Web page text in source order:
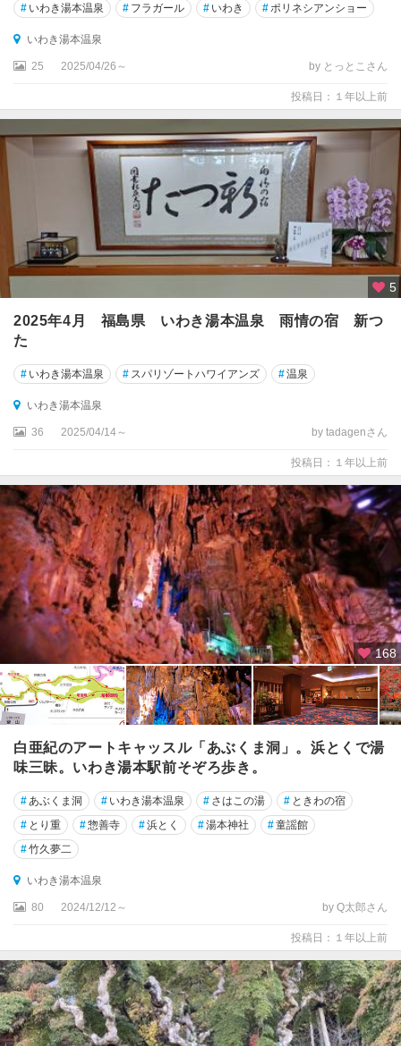
# いわき湯本温泉 # フラガール # いわき # ポリネシアンショー
いわき湯本温泉
25 2025/04/26～ by とっとこさん
投稿日：１年以上前
5
2025年4月 福島県 いわき湯本温泉 雨情の宿 新つ
た
# いわき湯本温泉 # スパリゾートハワイアンズ #温泉
いわき湯本温泉
36 2025/04/14～ by tadagenさん
投稿日：１年以上前
168
白亜紀のアートキャッスル「あぶくま洞」。浜とくで湯
味三昧。いわき湯本駅前そぞろ歩き。
# あぶくま洞 # いわき湯本温泉 # さはこの湯 # ときわの宿
# とり重 #惣善寺 #浜とく #湯本神社 #童謡館
#竹久夢二
いわき湯本温泉
80 2024/12/12～ by Q太郎さん
投稿日：１年以上前